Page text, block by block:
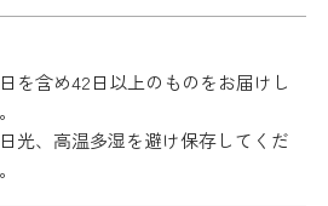
を含め42日以上のものをお届けし
光、高温多湿を避け保存してくだ